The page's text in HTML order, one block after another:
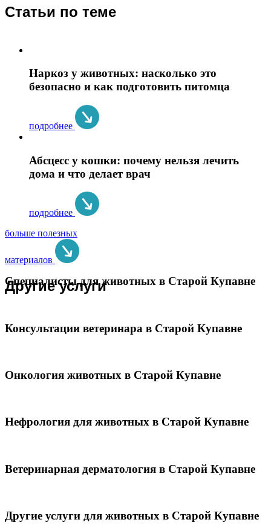
Статьи по теме
Наркоз у животных: насколько это
безопасно и как подготовить питомца
подробнее
Абсцесс у кошки: почему нельзя лечить
дома и что делает врач
подробнее
больше полезных
материалов
Другие услуги
Специалисты для животных в Старой Купавне
Консультации ветеринара в Старой Купавне
Онкология животных в Старой Купавне
Нефрология для животных в Старой Купавне
Ветеринарная дерматология в Старой Купавне
Другие услуги для животных в Старой Купавне